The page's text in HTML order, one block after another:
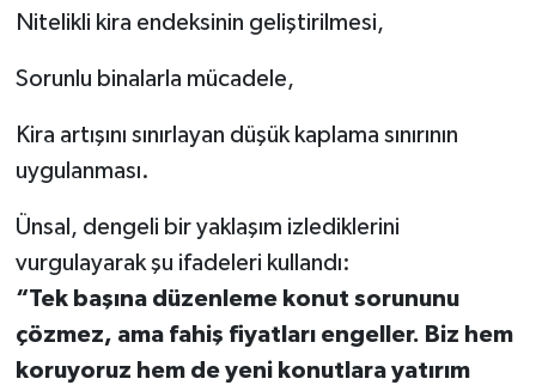
Nitelikli kira endeksinin geliştirilmesi,
Sorunlu binalarla mücadele,
Kira artışını sınırlayan düşük kaplama sınırının
uygulanması.
Ünsal, dengeli bir yaklaşım izlediklerini
vurgulayarak şu ifadeleri kullandı:
“Tek başına düzenleme konut sorununu
çözmez, ama fahiş fiyatları engeller. Biz hem
koruyoruz hem de yeni konutlara yatırım